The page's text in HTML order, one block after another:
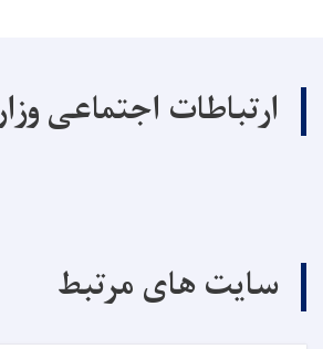
ارتباطات اجتماعی
سایت های مرتبط